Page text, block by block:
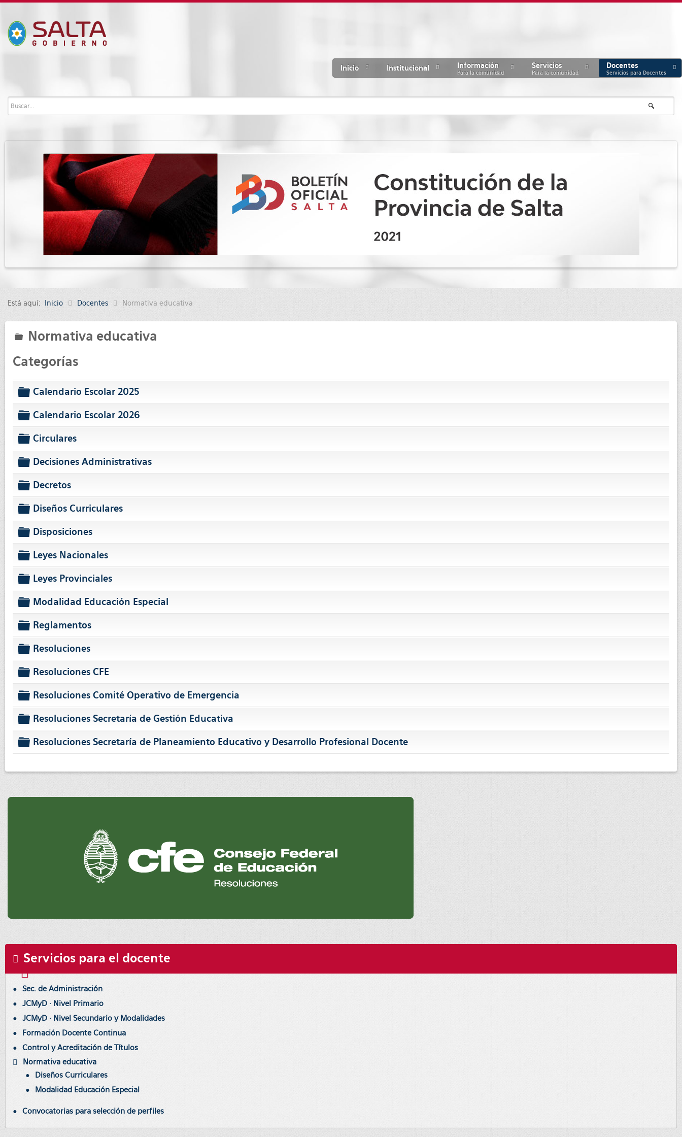
Inicio Institucional Información
Para la comunidad
Servicios
Para la comunidad
Docentes
Servicios para Docentes
Está aquí: Inicio Docentes Normativa educativa
Normativa educativa
Categorías
folder
Calendario Escolar 2025
folder
Calendario Escolar 2026
folder
Circulares
folder
Decisiones Administrativas
folder
Decretos
folder
Diseños Curriculares
folder
Disposiciones
folder
Leyes Nacionales
folder
Leyes Provinciales
folder
Modalidad Educación Especial
folder
Reglamentos
folder
Resoluciones
folder
Resoluciones CFE
folder
Resoluciones Comité Operativo de Emergencia
folder
Resoluciones Secretaría de Gestión Educativa
folder
Resoluciones Secretaría de Planeamiento Educativo y Desarrollo Profesional Docente
Servicios para el docente
Sec. de Administración
JCMyD · Nivel Primario
JCMyD · Nivel Secundario y Modalidades
Formación Docente Continua
Control y Acreditación de Títulos
Normativa educativa
Diseños Curriculares
Modalidad Educación Especial
Convocatorias para selección de perfiles